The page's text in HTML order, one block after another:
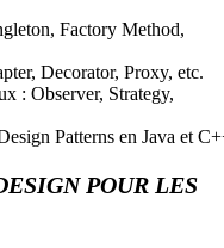
Factory Method,
Decorator, Proxy, etc.
: Observer, Strategy,
Patterns en Java et
POUR LES